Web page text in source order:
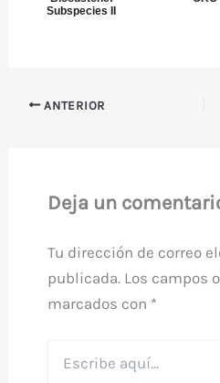
Subspecies II
ANTERIOR
Deja un
Tu dirección de correo
publicada. Los campos
marcados con *
aquí...